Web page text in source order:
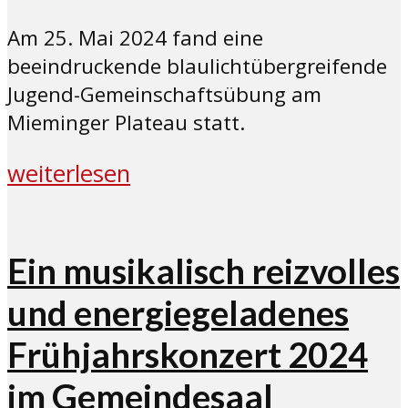
Am 25. Mai 2024 fand eine
beeindruckende blaulichtübergreifende
Jugend-Gemeinschaftsübung am
Mieminger Plateau statt.
weiterlesen
Ein musikalisch reizvolles
und energiegeladenes
Frühjahrskonzert 2024
im Gemeindesaal